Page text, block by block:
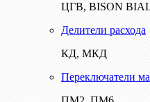
ЦГВ, BISON
Делители расхода
КД, МКД
Переключатели